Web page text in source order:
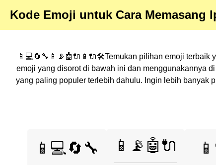
Kode Emoji untuk Cara Memasang
📱💻🔄🔧📱📡🤖🔌📱🔌🛠️Temukan pilihan emoji terbaik
emoji yang disorot di bawah ini dan menggunakannya
yang paling populer terlebih dahulu. Ingin lebih banyak
📱💻🔄🔧 📱📡🤖🔌